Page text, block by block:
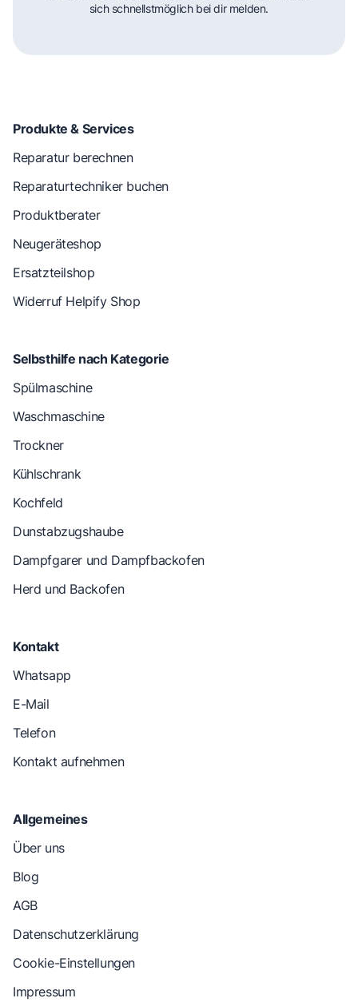
sich schnellstmöglich bei dir melden.
Produkte & Services
Reparatur berechnen
Reparaturtechniker buchen
Produktberater
Neugeräteshop
Ersatzteilshop
Widerruf Helpify Shop
Selbsthilfe nach Kategorie
Spülmaschine
Waschmaschine
Trockner
Kühlschrank
Kochfeld
Dunstabzugshaube
Dampfgarer und Dampfbackofen
Herd und Backofen
Kontakt
Whatsapp
E-Mail
Telefon
Kontakt aufnehmen
Allgemeines
Über uns
Blog
AGB
Datenschutzerklärung
Cookie-Einstellungen
Impressum